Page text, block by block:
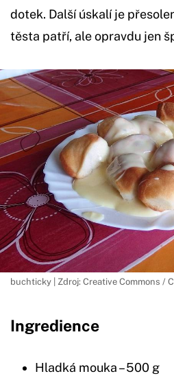
dotek. Další úskalí je
těsta patří, ale opravdu jen
buchticky | Zdroj: Creative Commons /
Ingredience
Hladká mouka – 500 g